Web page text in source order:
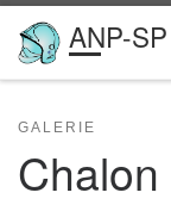
Passer auANP-SP
GALERIE